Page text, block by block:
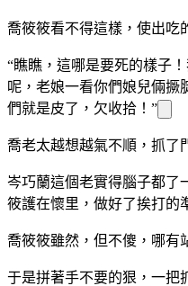
喬筱筱看不得這樣，使出吃
“瞧瞧，這哪是要死的樣子
呢，老娘一看你們娘兒倆撅
們就是皮了，欠收拾！”
喬老太越想越氣不順，抓了
岑巧蘭這個老實得腦子都了
筱護在懷里，做好了挨打的
喬筱筱雖然 ，但不傻，哪有
于是拼著手不要的狠，一把